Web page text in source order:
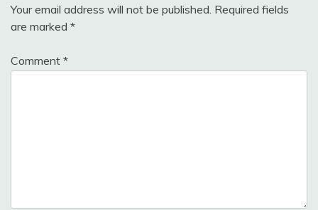
Your email address will not be published. Required fields
are marked *
Comment *